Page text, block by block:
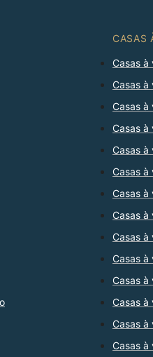
CASAS
Casas à
Casas à
Casas à
Casas à
Casas à
Casas à
Casas à
Casas à
Casas à
Casas à
Casas à
Casas à
Casas à
Casas à